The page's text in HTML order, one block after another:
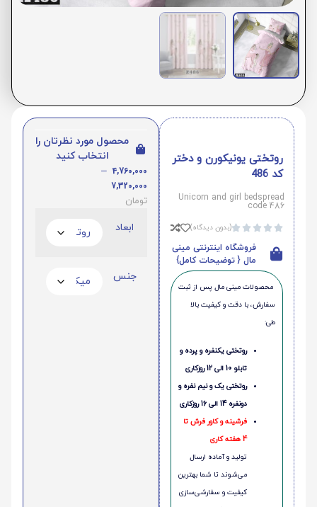
روتختی یونیکورن و دختر
کد 486
Unicorn and girl bedspread
code 486




(بدون دیدگاه)
فروشگاه اینترنتی مینی
مال { توضیحات کامل}
محصولات مینی‌ مال پس از ثبت
سفارش، با دقت و کیفیت بالا
طی:
روتختی یکنفره و پرده و
تابلو 10 الی 12 روزکاری
روتختی یک و نیم نفره و
دونفره 14 الی 16 روزکاری
فرشینه و کاور فرش تا
4 هفته کاری
تولید و آماده ارسال
می‌شوند تا شما بهترین
کیفیت و سفارشی‌سازی
محصول مورد نظرتان را
انتخاب کنید
4,760,000
–
7,320,000
تومان
ابعاد
جنس